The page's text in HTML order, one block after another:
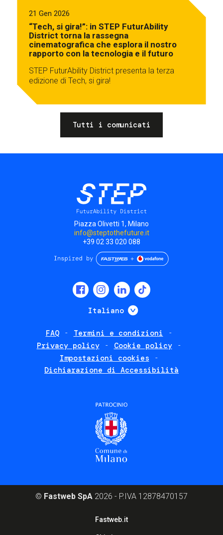
21 Gen 2026
“Tech, si gira!”: in STEP FuturAbility
District torna la rassegna
cinematografica che esplora il nostro
rapporto con la tecnologia e il futuro
STEP FuturAbility District presenta la terza
edizione di Tech, si gira!
Tutti i comunicati
Piazza Olivetti 1, Milano
info@steptothefuture.it
+39 02 33 020 088
Italiano Mostra ulteriori
FAQ
Termini e condizioni
Privacy policy
Cookie policy
Impostazioni cookies
Dichiarazione di Accessibilità
© Fastweb SpA 2026 - P.IVA 12878470157
Fastweb.it